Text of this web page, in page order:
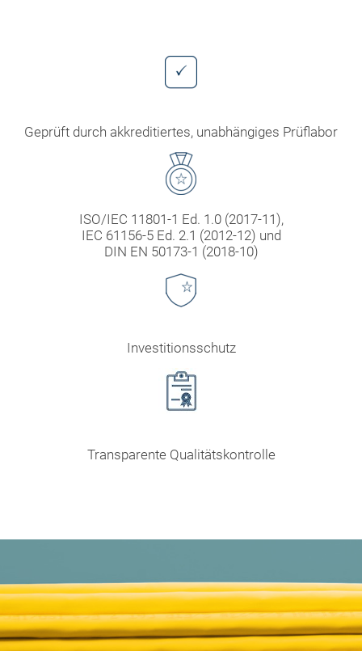
Geprüft durch akkreditiertes, unabhängiges Prüflabor
ISO/IEC 11801-1 Ed. 1.0 (2017-11),
IEC 61156-5 Ed. 2.1 (2012-12) und
DIN EN 50173-1 (2018-10)
Investitionsschutz
Transparente Qualitätskontrolle